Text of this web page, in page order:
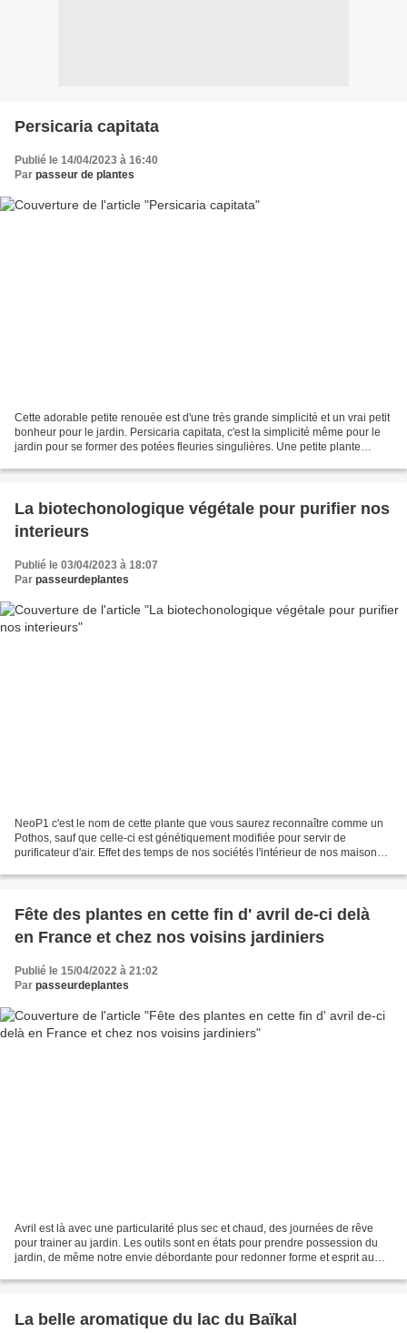
Persicaria capitata
Publié le 14/04/2023 à 16:40
Par passeur de plantes
Cette adorable petite renouée est d'une très grande simplicité et un vrai petit
bonheur pour le jardin. Persicaria capitata, c'est la simplicité même pour le
jardin pour se former des potées fleuries singulières. Une petite plante
La biotechonologique végétale pour purifier nos
interieurs
Publié le 03/04/2023 à 18:07
Par passeurdeplantes
NeoP1 c'est le nom de cette plante que vous saurez reconnaître comme un
Pothos, sauf que celle-ci est génétiquement modifiée pour servir de
purificateur d'air. Effet des temps de nos sociétés l'intérieur de nos maisons
Fête des plantes en cette fin d' avril de-ci delà
en France et chez nos voisins jardiniers
Publié le 15/04/2022 à 21:02
Par passeurdeplantes
Avril est là avec une particularité plus sec et chaud, des journées de rêve
pour trainer au jardin. Les outils sont en états pour prendre possession du
jardin, de même notre envie débordante pour redonner forme et esprit au
La belle aromatique du lac du Baïkal